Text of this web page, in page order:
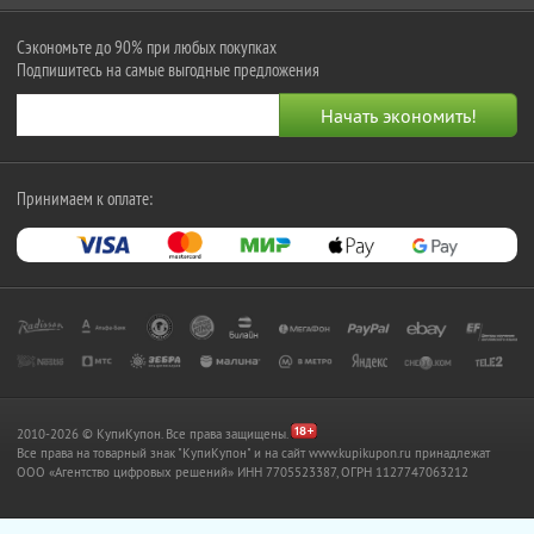
Сэкономьте до 90% при любых покупках
Подпишитесь на самые выгодные предложения
Принимаем к оплате:
2010-2026 © КупиКупон. Все права защищены.
Все права на товарный знак "КупиКупон" и на сайт www.kupikupon.ru принадлежат
OOO «Агентство цифровых решений» ИНН 7705523387, ОГРН 1127747063212